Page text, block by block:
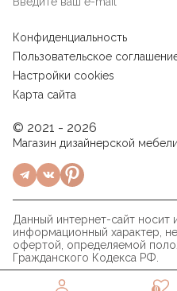
0
Конфиденциальность
Пользовательское
Настройки cookies
Карта сайта
© 2021 - 2026
Магазин дизайнерской
Данный интернет-сайт носит
информационный характер,
офертой, определяемой
Гражданского Кодекса РФ.